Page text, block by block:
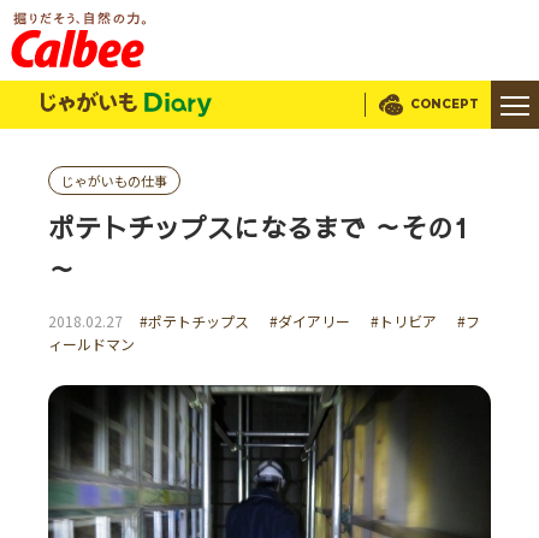
じゃがいもDialy CONCEPT
じゃがいもの仕事
ポテトチップスになるまで ～その1
～
2018.02.27 #ポテトチップス #ダイアリー #トリビア
#フ
ィールドマン